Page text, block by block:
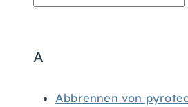
A
Abbrennen von